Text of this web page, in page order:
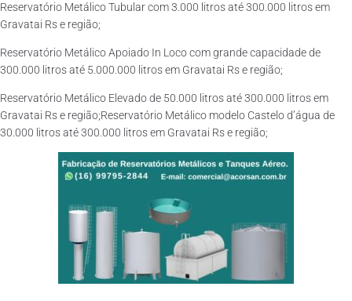
Reservatório Metálico Tubular com 3.000 litros até 300.000 litros em
Gravatai Rs e região;
Reservatório Metálico Apoiado In Loco com grande capacidade de
300.000 litros até 5.000.000 litros em Gravatai Rs e região;
Reservatório Metálico Elevado de 50.000 litros até 300.000 litros em
Gravatai Rs e região;Reservatório Metálico modelo Castelo d’água de
30.000 litros até 300.000 litros em Gravatai Rs e região;